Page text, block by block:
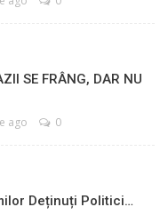
SE FRÂNG, DAR NU
ago 0
Deținuți Politici…